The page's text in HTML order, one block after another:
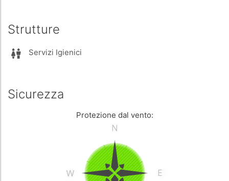
Strutture
Servizi Igienici
Sicurezza
Protezione dal vento: